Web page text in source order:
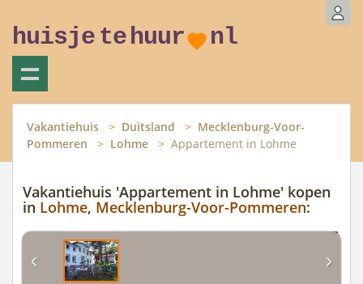
huisje tehuur nl
Vakantiehuis Duitsland
Mecklenburg-Voor-
Pommeren
Lohme Appartement in Lohme
Vakantiehuis 'Appartement in Lohme' kopen
in Lohme, Mecklenburg-Voor-Pommeren: